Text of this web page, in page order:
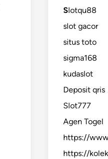
Slotqu88
slot gacor
situs toto
sigma168
kudaslot
Deposit qris
Slot777
Agen Togel
https://
https://